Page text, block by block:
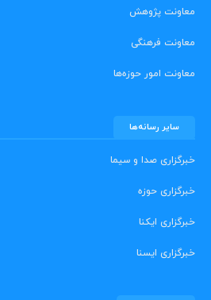
معاونت پژوهش
معاونت فرهنگی
معاونت امور حوزه‌ها
سایر رسانه‌ها
خبرگزاری صدا و سیما
خبرگزاری حوزه
خبرگزاری ایکنا
خبرگزاری ایسنا